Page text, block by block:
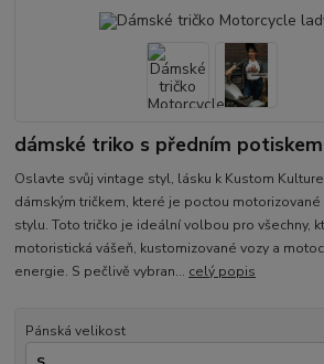
dámské triko s předním potiskem
Oslavte svůj vintage styl, lásku k Kustom
dámským tričkem, které je poctou
stylu. Toto tričko je ideální volbou pro všechny,
motoristická vášeň, kustomizované vozy a
energie. S pečlivě vybran... celý popis
Pánská velikost